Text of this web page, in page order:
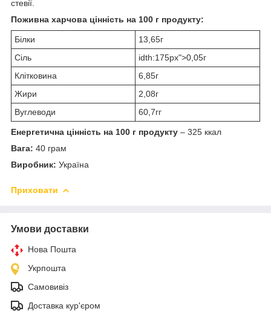
стевії.
Поживна харчова цінність на 100 г продукту:
Білки
13,65г
Сіль
idth:175px">0,05г
Клітковина
6,85г
Жири
2,08г
Вуглеводи
60,7гг
Енергетична цінність на 100 г продукту – 325 ккал
Вага: 40 грам
Виробник: Україна
Приховати
Умови доставки
Нова Пошта
Укрпошта
Самовивіз
Доставка кур'єром